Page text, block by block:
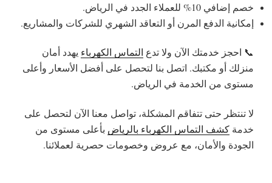
خصم إضافي 10% للعملاء الجدد في الرياض.
إمكانية الدفع المرن أو التعاقد الشهري للشركات والمشاريع.
📞 احجز خدمتك الآن ولا تدع التماس الكهرباء يهدد أمان
منزلك أو مكتبك. اتصل بنا لتحصل على أفضل الأسعار وأعلى
مستوى من الخدمة في الرياض.
لا تنتظر حتى تتفاقم المشكلة، تواصل معنا الآن لتحصل على
خدمة كشف التماس الكهرباء بالرياض بأعلى مستوى من
الجودة والأمان، مع عروض وخصومات حصرية لعملائنا.